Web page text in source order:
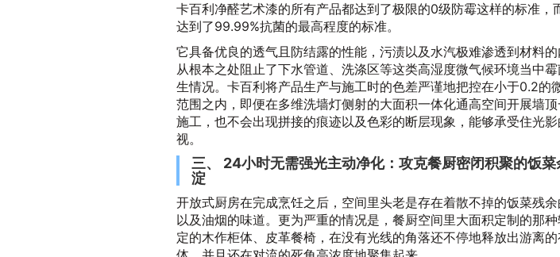
卡百利净醛艺术漆的所有产品都达到了极限的0级防霉这样的标准，
达到了99.99%抗菌的最高程度的标准。
它具备优良的透气且防结露的性能，污渍以及水汽极难渗透到材料的
从根本之处阻止了下水管道、洗涤区等这类高湿度微气候环境当中
生情况。卡百利将产品生产与施工时的色差严谨地把控在小于0.2的
范围之内，即便在多维洗墙灯侧射的大面积一体化通高空间开展墙
施工，也不会出现拼接的痕迹以及色彩的断层现象，能够承受住光影
视。
三、 24小时无需强光主动净化：攻克餐厨密闭积聚的饭菜
淀
开放式厨房在完成烹饪之后，空间里头老是存在着散不掉的饭菜残
以及油烟的味道。更为严重的情况是，餐厨空间里大面积定制的那
定的木作柜体、皮革餐椅，在没有光线的角落还不停地释放出游离